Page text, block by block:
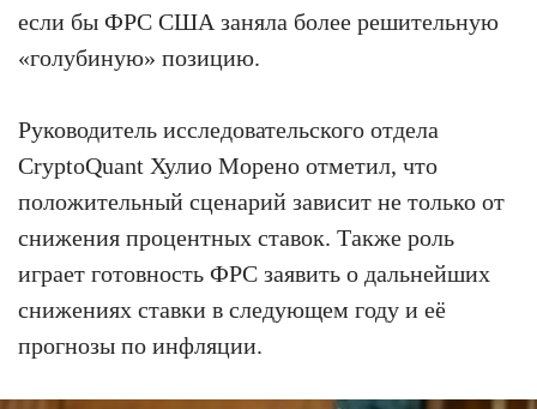
если бы ФРС США заняла более решительную
«голубиную» позицию.
Руководитель исследовательского отдела
CryptoQuant Хулио Морено отметил, что
положительный сценарий зависит не только от
снижения процентных ставок. Также роль
играет готовность ФРС заявить о дальнейших
снижениях ставки в следующем году и её
прогнозы по инфляции.